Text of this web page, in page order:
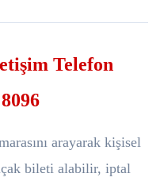
Telefon
arayarak kişisel
bileti alabilir, iptal